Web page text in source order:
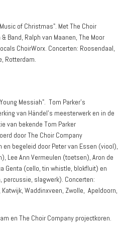
of Christmas". Met The Choir
Band, Ralph van Maanen, The Moor
ChoirWorx. Concerten: Roosendaal,
Rotterdam.
Messiah". Tom Parker’s
van Händel’s meesterwerk en in de
van bekende Tom Parker
door The Choir Company
en begeleid door Peter van Essen (viool),
Lee Ann Vermeulen (toetsen), Aron de
Genta (cello, tin whistle, blokfluit) en
percussie, slagwerk). Concerten:
Waddinxveen, Zwolle, Apeldoorn,
en The Choir Company projectkoren.